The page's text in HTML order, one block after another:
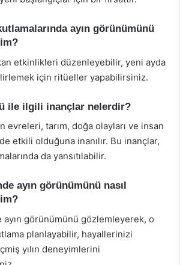
ayın görünümünü
etkinlikleri düzenleyebilir, yeni ayda
için ritüeller yapabilirsiniz.
ile ilgili inançlar nelerdir?
evreleri, tarım, doğa olayları ve insan
etkili olduğuna inanılır. Bu inançlar,
da yansıtılabilir.
ayın görünümünü nasıl
görünümünü gözlemleyerek, o
planlayabilir, hayallerinizi
yılın deneyimlerini